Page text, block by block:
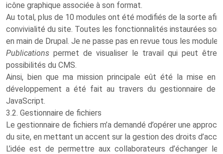
icône graphique associée à son format.
Au total, plus de 10 modules ont été modifiés de la sorte
convivialité du site. Toutes les fonctionnalités instaurées
en main de Drupal. Je ne passe pas en revue tous les
Publications permet de visualiser le travail qui peut être
possibilités du CMS.
Ainsi, bien que ma mission principale eût été la mise
développement a été fait au travers du gestionnaire de
JavaScript.
3.2. Gestionnaire de fichiers
Le gestionnaire de fichiers m’a demandé d’opérer une
du site, en mettant un accent sur la gestion des droits
L’idée est de permettre aux collaborateurs d’échanger